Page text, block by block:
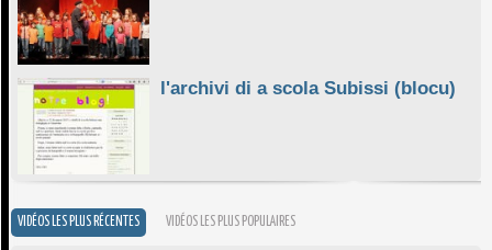
l'archivi di a scola Subissi (blocu)
VIDÉOS LES PLUS RÉCENTES VIDÉOS LES PLUS POPULAIRES